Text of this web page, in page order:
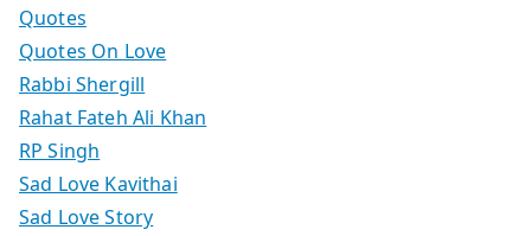
Quotes
Quotes On Love
Rabbi Shergill
Rahat Fateh Ali Khan
RP Singh
Sad Love Kavithai
Sad Love Story